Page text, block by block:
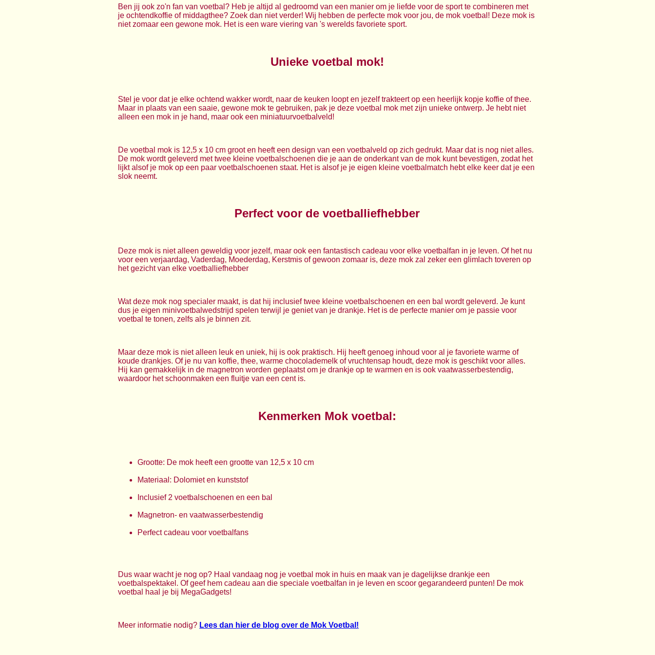
Ben jij ook zo'n fan van voetbal? Heb je altijd al gedroomd van een manier om je liefde voor de sport te combineren met
je ochtendkoffie of middagthee? Zoek dan niet verder! Wij hebben de perfecte mok voor jou, de mok voetbal! Deze mok is
niet zomaar een gewone mok. Het is een ware viering van 's werelds favoriete sport.
Unieke voetbal mok!
Stel je voor dat je elke ochtend wakker wordt, naar de keuken loopt en jezelf trakteert op een heerlijk kopje koffie of thee.
Maar in plaats van een saaie, gewone mok te gebruiken, pak je deze voetbal mok met zijn unieke ontwerp. Je hebt niet
alleen een mok in je hand, maar ook een miniatuurvoetbalveld!
De voetbal mok is 12,5 x 10 cm groot en heeft een design van een voetbalveld op zich gedrukt. Maar dat is nog niet alles.
De mok wordt geleverd met twee kleine voetbalschoenen die je aan de onderkant van de mok kunt bevestigen, zodat het
lijkt alsof je mok op een paar voetbalschoenen staat. Het is alsof je je eigen kleine voetbalmatch hebt elke keer dat je een
slok neemt.
Perfect voor de voetballiefhebber
Deze mok is niet alleen geweldig voor jezelf, maar ook een fantastisch cadeau voor elke voetbalfan in je leven. Of het nu
voor een verjaardag, Vaderdag, Moederdag, Kerstmis of gewoon zomaar is, deze mok zal zeker een glimlach toveren op
het gezicht van elke voetballiefhebber
Wat deze mok nog specialer maakt, is dat hij inclusief twee kleine voetbalschoenen en een bal wordt geleverd. Je kunt
dus je eigen minivoetbalwedstrijd spelen terwijl je geniet van je drankje. Het is de perfecte manier om je passie voor
voetbal te tonen, zelfs als je binnen zit.
Maar deze mok is niet alleen leuk en uniek, hij is ook praktisch. Hij heeft genoeg inhoud voor al je favoriete warme of
koude drankjes. Of je nu van koffie, thee, warme chocolademelk of vruchtensap houdt, deze mok is geschikt voor alles.
Hij kan gemakkelijk in de magnetron worden geplaatst om je drankje op te warmen en is ook vaatwasserbestendig,
waardoor het schoonmaken een fluitje van een cent is.
Kenmerken Mok voetbal:
Grootte: De mok heeft een grootte van 12,5 x 10 cm
Materiaal: Dolomiet en kunststof
Inclusief 2 voetbalschoenen en een bal
Magnetron- en vaatwasserbestendig
Perfect cadeau voor voetbalfans
Dus waar wacht je nog op? Haal vandaag nog je voetbal mok in huis en maak van je dagelijkse drankje een
voetbalspektakel. Of geef hem cadeau aan die speciale voetbalfan in je leven en scoor gegarandeerd punten! De mok
voetbal haal je bij MegaGadgets!
Meer informatie nodig? Lees dan hier de blog over de Mok Voetbal!